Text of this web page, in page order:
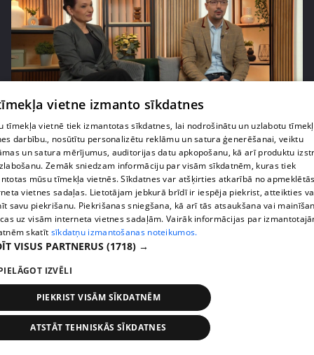
Skola kā sabiedrības spogulis – Kalvāns aicina
vecākus uzticēties
26. epizode
vietne izmanto sīkdatnes
tīmekļa vietnē tiek izmantotas sīkdatnes, lai nodrošinātu un uzlabotu
darbību., nosūtītu personalizētu reklāmu un satura ģenerēšanai, veiktu
un satura mērījumus, auditorijas datu apkopošanu, kā arī produktu
Zemāk sniedzam informāciju par visām sīkdatnēm, kuras tiek
mūsu tīmekļa vietnēs. Sīkdatnes var atšķirties atkarībā no
vietnes sadaļas. Lietotājam jebkurā brīdī ir iespēja piekrist, atteikties
savu piekrišanu. Piekrišanas sniegšana, kā arī tās atsaukšana vai
uz visām interneta vietnes sadaļām. Vairāk informācijas par
skatīt sīkdatņu izmantošanas noteikumos.
VISUS PARTNERUS (1718) →
IZVĒLI
PIEKRIST VISĀM SĪKDATNĒM
ATSTĀT TEHNISKĀS SĪKDATNES